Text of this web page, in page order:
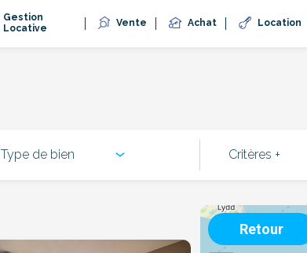
Gestion
Locative
Vente Achat Location
Type de bien Critères +
Retour